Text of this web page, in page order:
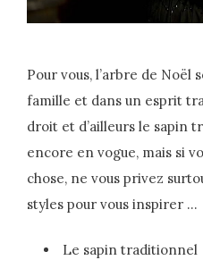
Pour vous, l’arbre de Noël
famille et dans un esprit
droit et d’ailleurs le sapin
encore en vogue, mais si
chose, ne vous privez
styles pour vous inspirer …
Le sapin traditionnel